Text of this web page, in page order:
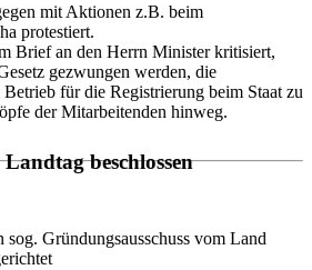
mit Aktionen z.B. beim
protestiert.
Brief an den Herrn Minister kritisiert,
gezwungen werden, die
für die Registrierung beim Staat zu
der Mitarbeitenden hinweg.
beschlossen
Gründungsausschuss vom Land